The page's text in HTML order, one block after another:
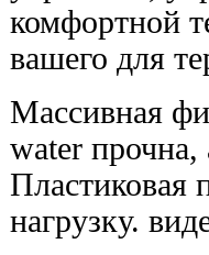
комфортной
вашего для
Массивная
water
Пластиковая
нагрузку.